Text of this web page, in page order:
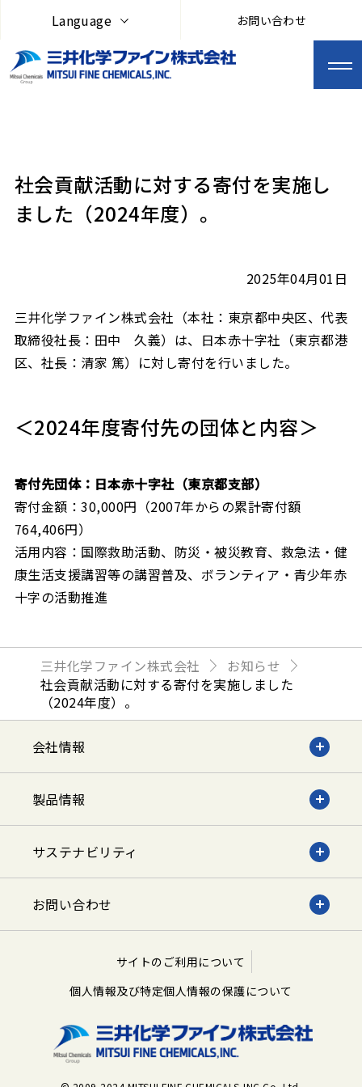
Language お問い合わせ
社会貢献活動に対する寄付を実施し
ました（2024年度）。
2025年04月01日
三井化学ファイン株式会社（本社：東京都中央区、代表
取締役社長：田中 久義）は、日本赤十字社（東京都港
区、社長：清家 篤）に対し寄付を行いました。
＜2024年度寄付先の団体と内容＞
寄付先団体：日本赤十字社（東京都支部）
寄付金額：30,000円（2007年からの累計寄付額
764,406円）
活用内容：国際救助活動、防災・被災教育、救急法・健
康生活支援講習等の講習普及、ボランティア・青少年赤
十字の活動推進
三井化学ファイン株式会社
お知らせ
社会貢献活動に対する寄付を実施しました
（2024年度）。
会社情報
製品情報
サステナビリティ
お問い合わせ
サイトのご利用について
個人情報及び特定個人情報の保護について